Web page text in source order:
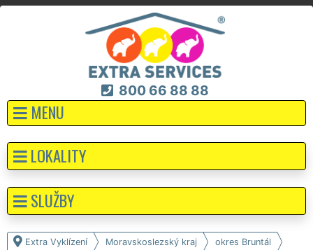
800 66 88 88
MENU
Extra Vyklízení Moravskoslezský kraj okres Bruntál
LOKALITY
SLUŽBY